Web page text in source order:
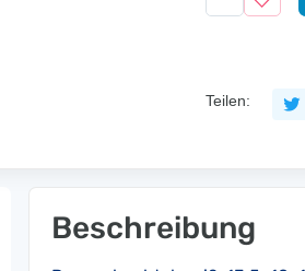
Teilen:
Beschreibung